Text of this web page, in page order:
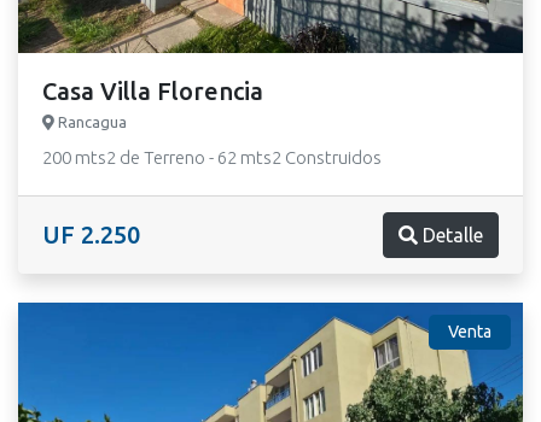
Casa Villa Florencia
Rancagua
200 mts2 de Terreno - 62 mts2 Construidos
UF 2.250 Detalle
Venta